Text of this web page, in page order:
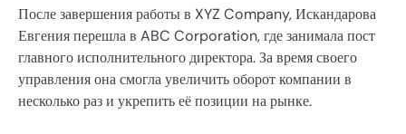
После завершения работы в XYZ Company, Искандарова
Евгения перешла в ABC Corporation, где занимала пост
главного исполнительного директора. За время своего
управления она смогла увеличить оборот компании в
несколько раз и укрепить её позиции на рынке.